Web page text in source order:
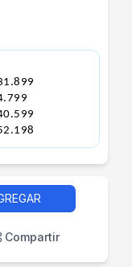
Compartir